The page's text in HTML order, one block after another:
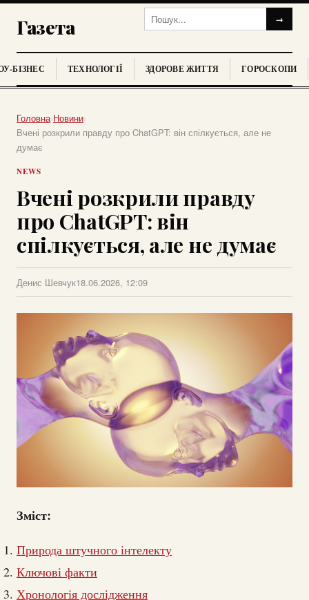
Газета →
БІЗНЕС ТЕХНОЛОГІЇ ЗДОРОВЕ ЖИТТЯ ГОРОСКОПИ
Головна›Новини›
Вчені розкрили правду про ChatGPT: він спілкується, але не
думає
NEWS
Вчені розкрили правду
про ChatGPT: він
спілкується, але не думає
Денис Шевчук18.06.2026, 12:09
Зміст:
Природа штучного інтелекту
Ключові факти
Хронологія дослідження